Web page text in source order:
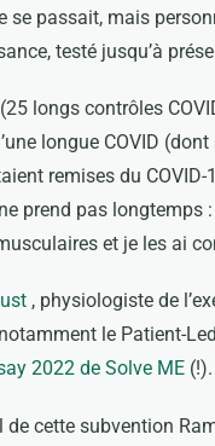
se passait, mais
testé jusqu’à
longs contrôles
longue COVID
remises du
prend pas longtemps
et je les ai
, physiologiste de
le Patient-
2022 de Solve ME (!).
de cette subvention